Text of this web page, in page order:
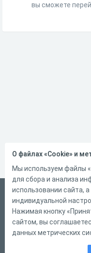
вы сможете
Русский
Справка
Форма обратной
О файлах «Cookie» и
Мы используем файлы
для сбора и анализа
использовании сайта,
индивидуальной
Нажимая кнопку
сайтом, вы
данных метрических